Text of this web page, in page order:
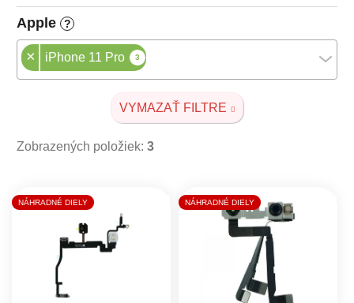
Apple ?
× iPhone 11 Pro 3
VYMAZAŤ FILTRE
Zobrazených položiek: 3
Výpis produktov
NÁHRADNÉ DIELY NÁHRADNÉ DIELY